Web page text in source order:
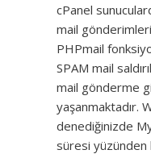
cPanel
mail
PHPmail
SPAM mail
mail gönderme
yaşanmaktadır.
denediğinizde
süresi yüzünden